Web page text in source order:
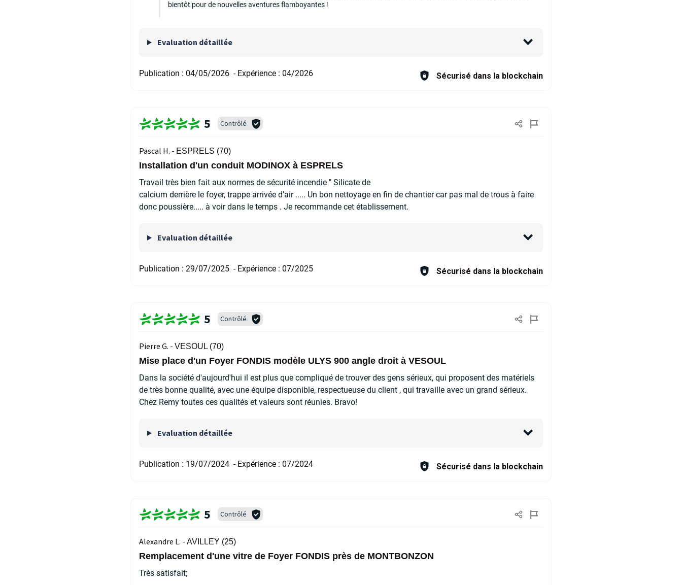
bientôt pour de nouvelles aventures flamboyantes !
Evaluation détaillée
Publication : 04/05/2026 - Expérience : 04/2026 Sécurisé dans la blockchain
5 Contrôlé
Pascal H. - ESPRELS (70)
Installation d'un conduit MODINOX à ESPRELS
Travail très bien fait aux normes de sécurité incendie " Silicate de
calcium derrière le foyer, trappe arrivée d'air ..... Un bon nettoyage en fin de chantier car pas mal de trous à faire
donc poussière..... à voir dans le temps . Je recommande cet établissement.
Evaluation détaillée
Publication : 29/07/2025 - Expérience : 07/2025 Sécurisé dans la blockchain
5 Contrôlé
Pierre G. - VESOUL (70)
Mise place d'un Foyer FONDIS modèle ULYS 900 angle droit à VESOUL
Dans la société d'aujourd'hui il est plus que compliqué de trouver des gens sérieux, qui proposent des matériels
de très bonne qualité, avec une équipe disponible, respectueuse du client , qui travaille avec un grand sérieux.
Chez Remy toutes ces qualités et valeurs sont réunies. Bravo!
Evaluation détaillée
Publication : 19/07/2024 - Expérience : 07/2024 Sécurisé dans la blockchain
5 Contrôlé
Alexandre L. - AVILLEY (25)
Remplacement d'une vitre de Foyer FONDIS près de MONTBONZON
Très satisfait;